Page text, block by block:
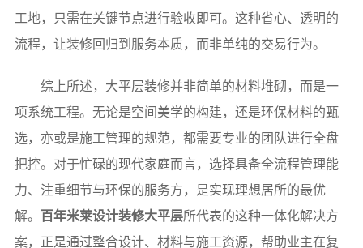
工地，只需在关键节点进行验收即可。这种省心、透明的
流程，让装修回归到服务本质，而非单纯的交易行为。
综上所述，大平层装修并非简单的材料堆砌，而是一
项系统工程。无论是空间美学的构建，还是环保材料的甄
选，亦或是施工管理的规范，都需要专业的团队进行全盘
把控。对于忙碌的现代家庭而言，选择具备全流程管理能
力、注重细节与环保的服务方，是实现理想居所的最优
解。 百年米莱设计装修大平层所代表的这种一体化解决方
案，正是通过整合设计、材料与施工资源，帮助业主在复